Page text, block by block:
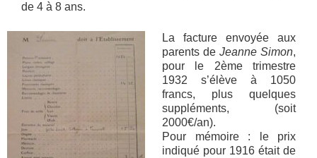
de 4 à 8 ans.
La facture envoyée aux
parents de Jeanne Simon,
pour le 2ème trimestre
1932 s’élève à 1050
francs, plus quelques
suppléments, (soit
2000€/an).
Pour mémoire : le prix
indiqué pour 1916 était de